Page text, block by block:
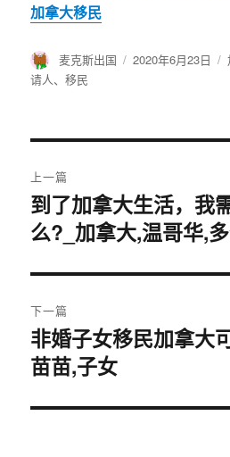
加拿大移民
作
者
麦克斯出国
发
2020年6月23日
请人、移民
章
导
航
上一篇
上
篇
章：
到了加拿大生活，我
么?_加拿大,温哥华,
下一篇
下
篇
章：
非婚子女移民加拿大
苗苗,子女